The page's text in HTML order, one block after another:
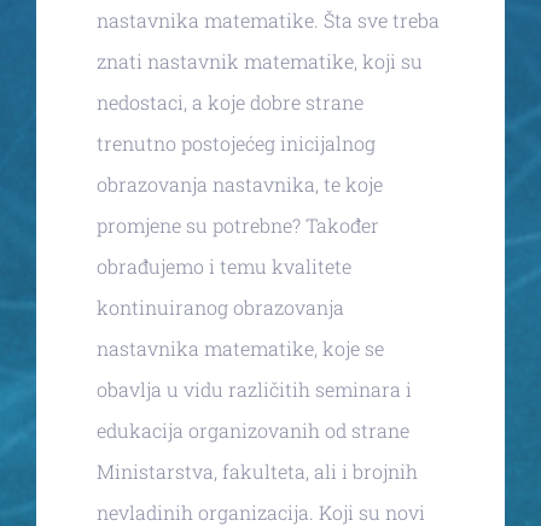
nastavnika matematike. Šta sve treba
znati nastavnik matematike, koji su
nedostaci, a koje dobre strane
trenutno postojećeg inicijalnog
obrazovanja nastavnika, te koje
promjene su potrebne? Također
obrađujemo i temu kvalitete
kontinuiranog obrazovanja
nastavnika matematike, koje se
obavlja u vidu različitih seminara i
edukacija organizovanih od strane
Ministarstva, fakulteta, ali i brojnih
nevladinih organizacija. Koji su novi